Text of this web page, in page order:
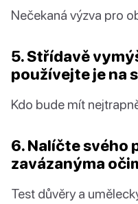
Nečekaná výzva pro
5. Střídavě
používejte je na
Kdo bude mít
6. Nalíčte svého
zavázanýma
Test důvěry a